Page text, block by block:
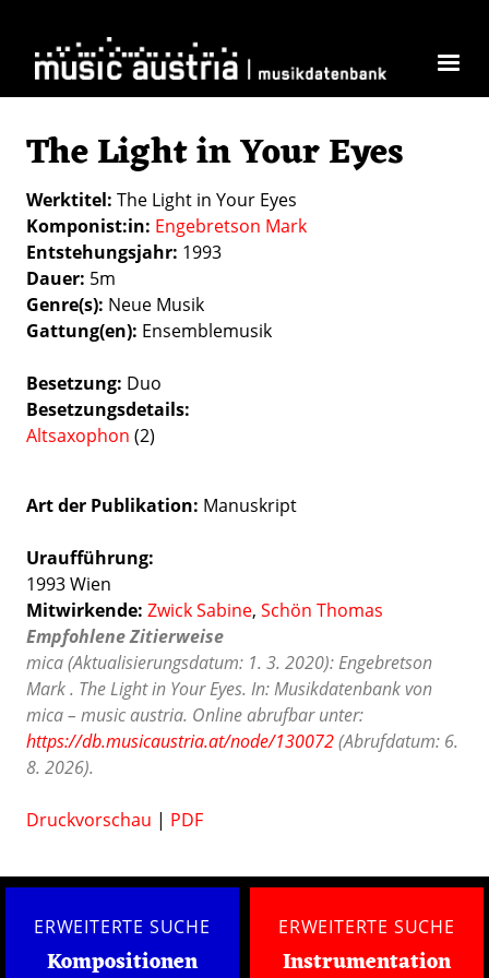
The Light in Your Eyes
Werktitel The Light in Your Eyes
Komponist:in Engebretson Mark
Entstehungsjahr 1993
Dauer 5m
Genre(s) Neue Musik
Gattung(en) Ensemblemusik
Besetzung Duo
Besetzungsdetails
Altsaxophon (2)
Art der Publikation Manuskript
Uraufführung:
1993 Wien
Mitwirkende: Zwick Sabine, Schön Thomas
Empfohlene Zitierweise
mica (Aktualisierungsdatum: 1. 3. 2020): Engebretson
Mark . The Light in Your Eyes. In: Musikdatenbank von
mica – music austria. Online abrufbar unter:
https://db.musicaustria.at/node/130072(Abrufdatum: 6.
8. 2026).
Druckvorschau | PDF
ERWEITERTE SUCHE
Kompositionen
ERWEITERTE SUCHE
Instrumentation